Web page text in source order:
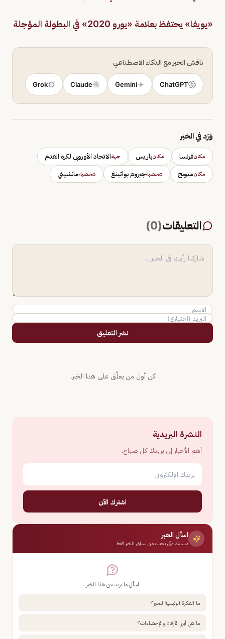
«يويفا» يحتفظ بعلامة «يورو 2020» في البطولة المؤجلة
ناقش الخبر مع الذكاء الاصطناعي
ChatGPT
Gemini
Claude
Grok
وَرَد في الخبر
مكانفرنسا مكانباريس جهةالاتحاد الأوروبي لكرة القدم
مكانميونخ شخصيةجيروم بواتينغ شخصيةمانشيني
التعليقات(
0
)
نشر التعليق
كن أول من يعلّق على هذا الخبر.
النشرة البريدية
أهم الأخبار إلى بريدك كل صباح.
اشترك الآن
اسأل الخبر
مساعد ذكي يجيب من سياق الخبر فقط
اسأل ما تريد عن هذا الخبر
ما الفكرة الرئيسية للخبر؟
ما هي أبرز الأرقام والإحصاءات؟